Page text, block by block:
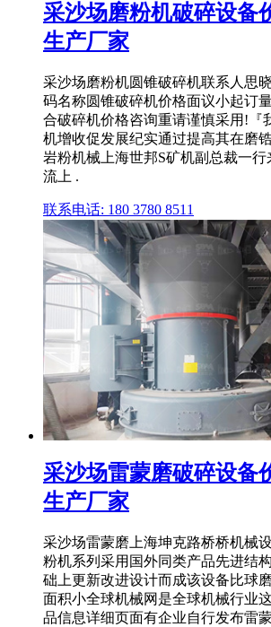
采沙场磨粉机破碎设备
生产厂家
采沙场磨粉机圆锥破碎机联系人思
码名称圆锥破碎机价格面议小起订
合破碎机价格咨询重请谨慎采用!『
机增收促发展纪实通过提高其在磨
岩粉机械上海世邦S矿机副总裁一
流上 .
联系电话: 180 3780 8511
采沙场雷蒙磨破碎设备
生产厂家
采沙场雷蒙磨上海坤克路桥桥机械
粉机系列采用国外同类产品先进结
础上更新改进设计而成该设备比球
面积小全球机械网是全球机械行业
品信息详细页面有企业自行发布雷